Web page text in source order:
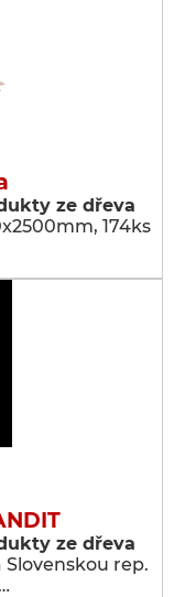
ze dřeva
174ks
ze dřeva
rep.